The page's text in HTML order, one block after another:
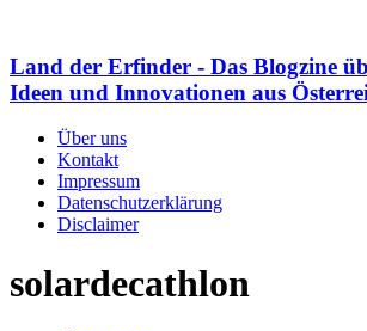
Land der Erfinder - Das Blogzine
Ideen und Innovationen aus
Über uns
Kontakt
Impressum
Datenschutzerklärung
Disclaimer
solardecathlon